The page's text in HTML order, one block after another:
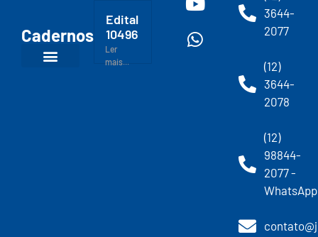
Cadernos
Edital
10496
Ler
mais...
3644-
2077
(12)
3644-
2078
(12)
98844-
2077 -
WhatsApp